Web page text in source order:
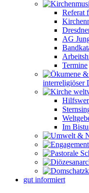
Referat
AG
Termine
interreligiöser
Im
gut informiert